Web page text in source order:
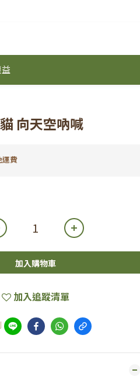
向天空吶喊
費
加入購物車
加入追蹤清單